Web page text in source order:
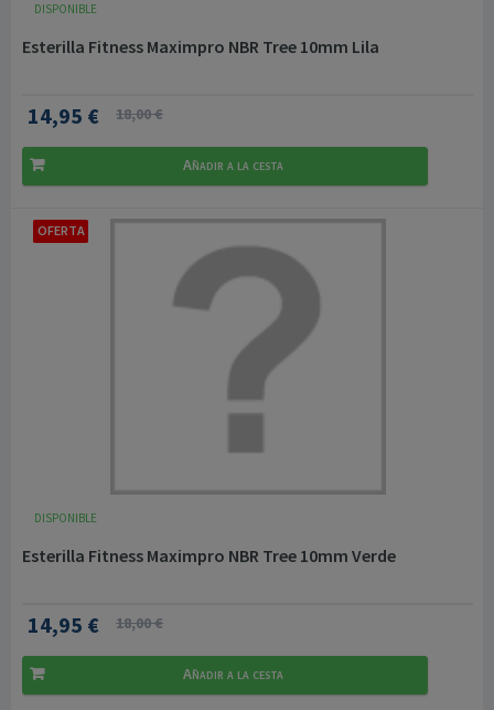
DISPONIBLE
Esterilla Fitness Maximpro NBR Tree 10mm Lila
14,95 € 18,00 €
Añadir a la cesta
OFERTA
DISPONIBLE
Esterilla Fitness Maximpro NBR Tree 10mm Verde
14,95 € 18,00 €
Añadir a la cesta